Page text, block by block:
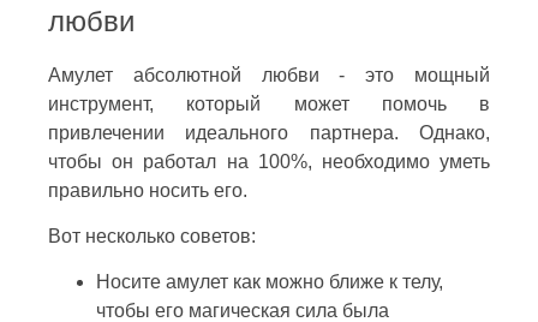
любви
Амулет абсолютной любви - это мощный
инструмент, который может помочь в
привлечении идеального партнера. Однако,
чтобы он работал на 100%, необходимо уметь
правильно носить его.
Вот несколько советов:
Носите амулет как можно ближе к телу,
чтобы его магическая сила была